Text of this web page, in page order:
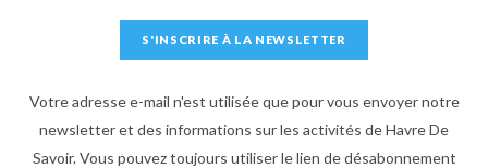
Votre adresse e-mail n'est utilisée que pour vous envoyer notre
newsletter et des informations sur les activités de Havre De
Savoir. Vous pouvez toujours utiliser le lien de désabonnement